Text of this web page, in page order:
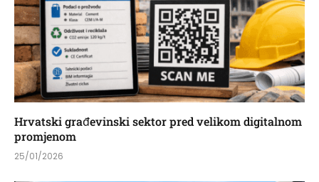
Hrvatski građevinski sektor pred velikom digitalnom
promjenom
25/01/2026